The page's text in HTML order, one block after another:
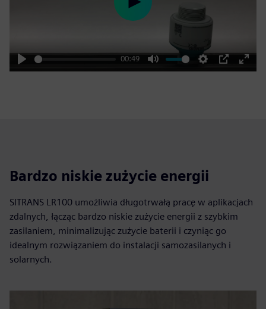
Play
00:49
Mute Settings
PIP
Enter
Play
Bardzo niskie zużycie energii
SITRANS LR100 umożliwia długotrwałą pracę w aplikacjach
zdalnych, łącząc bardzo niskie zużycie energii z szybkim
zasilaniem, minimalizując zużycie baterii i czyniąc go
idealnym rozwiązaniem do instalacji samozasilanych i
solarnych.